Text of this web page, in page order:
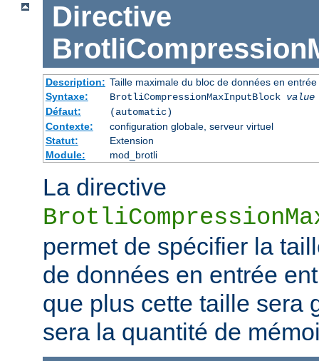
Directive
Description: Taille maximale du bloc de données en entrée
Syntaxe:
BrotliCompressionMaxInputBlock value
Défaut:
(automatic)
Contexte:
configuration globale, serveur virtuel
Statut:
Extension
Module:
mod_brotli
La directive
permet de spécifier la
de données en entrée
que plus cette taille sera
sera la quantité de